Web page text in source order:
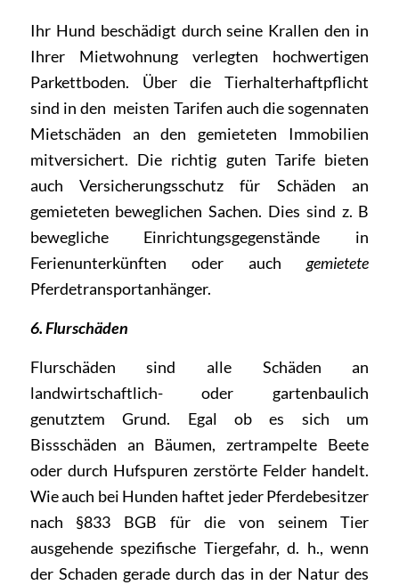
Ihr Hund beschädigt durch seine Krallen den in
Ihrer Mietwohnung verlegten hochwertigen
Parkettboden. Über die Tierhalterhaftpflicht
sind in den meisten Tarifen auch die sogennaten
Mietschäden an den gemieteten Immobilien
mitversichert. Die richtig guten Tarife bieten
auch Versicherungsschutz für Schäden an
gemieteten beweglichen Sachen. Dies sind z. B
bewegliche Einrichtungsgegenstände in
Ferienunterkünften oder auchgemietete
Pferdetransportanhänger.
6. Flurschäden
Flurschäden sind alle Schäden an
landwirtschaftlich- oder gartenbaulich
genutztem Grund. Egal ob es sich um
Bissschäden an Bäumen, zertrampelte Beete
oder durch Hufspuren zerstörte Felder handelt.
Wie auch bei Hunden haftet jeder Pferdebesitzer
nach §833 BGB für die von seinem Tier
ausgehende spezifische Tiergefahr, d. h., wenn
der Schaden gerade durch das in der Natur des